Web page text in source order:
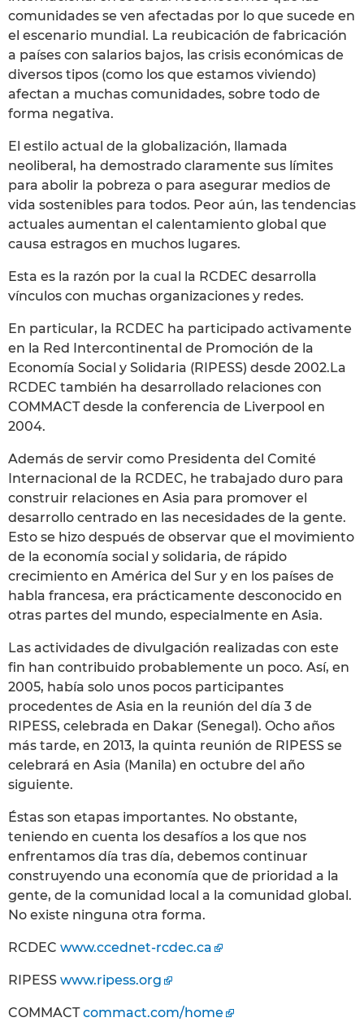
comunidades se ven afectadas por lo que sucede en
el escenario mundial. La reubicación de fabricación
a países con salarios bajos, las crisis económicas de
diversos tipos (como los que estamos viviendo)
afectan a muchas comunidades, sobre todo de
forma negativa.
El estilo actual de la globalización, llamada
neoliberal, ha demostrado claramente sus límites
para abolir la pobreza o para asegurar medios de
vida sostenibles para todos. Peor aún, las tendencias
actuales aumentan el calentamiento global que
causa estragos en muchos lugares.
Esta es la razón por la cual la RCDEC desarrolla
vínculos con muchas organizaciones y redes.
En particular, la RCDEC ha participado activamente
en la Red Intercontinental de Promoción de la
Economía Social y Solidaria (RIPESS) desde 2002.La
RCDEC también ha desarrollado relaciones con
COMMACT desde la conferencia de Liverpool en
2004.
Además de servir como Presidenta del Comité
Internacional de la RCDEC, he trabajado duro para
construir relaciones en Asia para promover el
desarrollo centrado en las necesidades de la gente.
Esto se hizo después de observar que el movimiento
de la economía social y solidaria, de rápido
crecimiento en América del Sur y en los países de
habla francesa, era prácticamente desconocido en
otras partes del mundo, especialmente en Asia.
Las actividades de divulgación realizadas con este
fin han contribuido probablemente un poco. Así, en
2005, había solo unos pocos participantes
procedentes de Asia en la reunión del día 3 de
RIPESS, celebrada en Dakar (Senegal). Ocho años
más tarde, en 2013, la quinta reunión de RIPESS se
celebrará en Asia (Manila) en octubre del año
siguiente.
Éstas son etapas importantes. No obstante,
teniendo en cuenta los desafíos a los que nos
enfrentamos día tras día, debemos continuar
construyendo una economía que de prioridad a la
gente, de la comunidad local a la comunidad global.
No existe ninguna otra forma.
RCDEC www.ccednet-rcdec.ca
RIPESS www.ripess.org
COMMACTcommact.com/home